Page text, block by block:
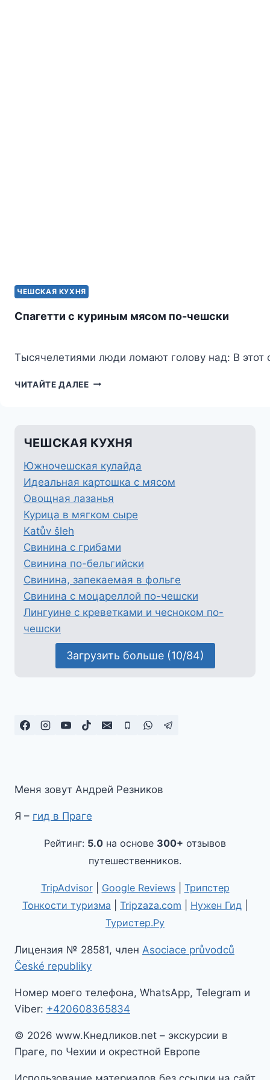
ЧЕШСКАЯ КУХНЯ
Спагетти с куриным мясом по-чешски
Тысячелетиями люди ломают голову над: В
ЧИТАЙТЕ ДАЛЕЕСПАГЕТТИ
ЧЕШСКИ
ЧЕШСКАЯ КУХНЯ
Южночешская кулайда
Идеальная картошка с мясом
Овощная лазанья
Курица в мягком сыре
Katův šleh
Свинина с грибами
Свинина по-бельгийски
Свинина, запекаемая в фольге
Свинина с моцареллой по-чешски
Лингуине с креветками и чесноком по-
чешски
Загрузить больше (10/84)
Меня зовут Андрей Резников
Я – гид в Праге
Рейтинг: 5.0 на основе 300+ отзывов
путешественников.
TripAdvisor| Google Reviews| Трипстер
Тонкости туризма
Tripzaza.com Нужен Гид
Туристер.Ру
Лицензия № 28581, член Asociace průvodců
České republiky
Номер моего телефона, WhatsApp, Telegram и
Viber: +420608365834
© 2026 www.Кнедликов.net – экскурсии в
Праге, по Чехии и окрестной Европе